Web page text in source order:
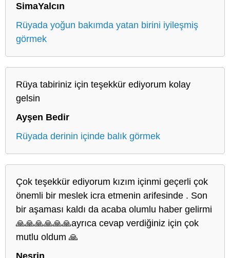
SimaYalcın
Rüyada yoğun bakımda yatan birini iyileşmiş
görmek
Rüya tabiriniz için teşekkür ediyorum kolay
gelsin
Ayşen Bedir
Rüyada derinin içinde balık görmek
Çok teşekkür ediyorum kızım içinmi geçerli çok
önemli bir meslek icra etmenin arifesinde . Son
bir aşaması kaldı da acaba olumlu haber gelirmi
🙏🙏🙏🙏🙏🙏ayrıca cevap verdiğiniz için çok
mutlu oldum 🙏
Nesrin